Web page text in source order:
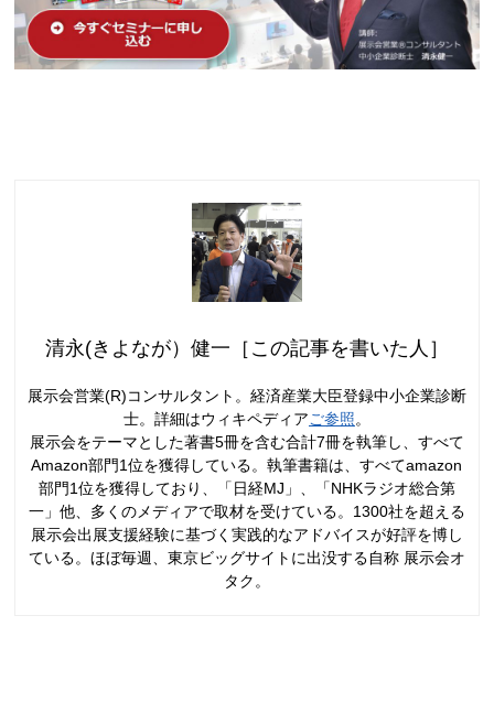
清永(きよなが）健一［この記事を書いた人］
展示会営業(R)コンサルタント。経済産業大臣登録中小企業診断
士。詳細はウィキペディアご参照。
展示会をテーマとした著書5冊を含む合計7冊を執筆し、すべて
Amazon部門1位を獲得している。執筆書籍は、すべてamazon
部門1位を獲得しており、「日経MJ」、「NHKラジオ総合第
一」他、多くのメディアで取材を受けている。1300社を超える
展示会出展支援経験に基づく実践的なアドバイスが好評を博し
ている。ほぼ毎週、東京ビッグサイトに出没する自称 展示会オ
タク。